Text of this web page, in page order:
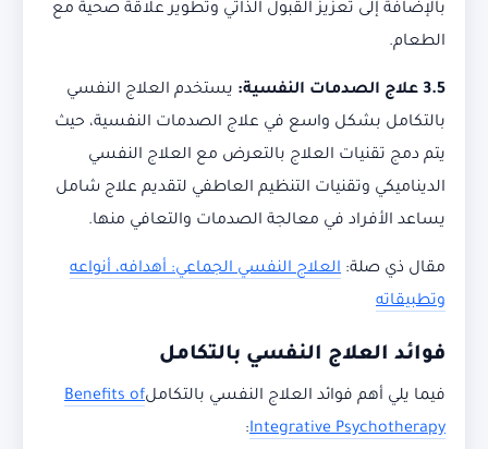
بالإضافة إلى تعزيز القبول الذاتي وتطوير علاقة صحية مع
الطعام.
3.5 علاج الصدمات النفسية: يستخدم العلاج النفسي
بالتكامل بشكل واسع في علاج الصدمات النفسية، حيث
يتم دمج تقنيات العلاج بالتعرض مع العلاج النفسي
الديناميكي وتقنيات التنظيم العاطفي لتقديم علاج شامل
يساعد الأفراد في معالجة الصدمات والتعافي منها.
مقال ذي صلة: العلاج النفسي الجماعي: أهدافه، أنواعه
وتطبيقاته
فوائد العلاج النفسي بالتكامل
فيما يلي أهم فوائد العلاج النفسي بالتكاملBenefits of
Integrative Psychotherapy
: